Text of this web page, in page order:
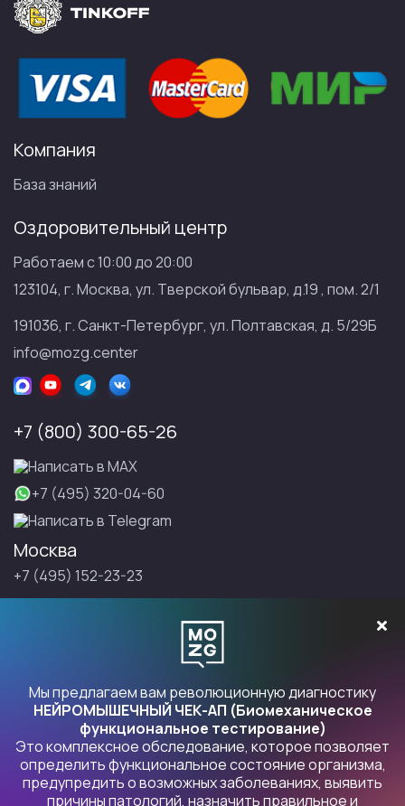
Компания
База знаний
Оздоровительный центр
Работаем с 10:00 до 20:00
123104, г. Москва, ул. Тверской бульвар, д.19 , пом. 2/1
191036, г. Санкт-Петербург, ул. Полтавская, д. 5/29Б
info@mozg.center
+7 (800) 300-65-26
Написать в МАХ
+7 (495) 320-04-60
Написать в Telegram
Москва
+7 (495) 152-23-23
Санкт-Петербург
Продукты Правка
Мы предлагаем вам революционную диагностику
НЕЙРОМЫШЕЧНЫЙ ЧЕК-АП (Биомеханическое
функциональное тестирование)
Это комплексное обследование, которое позволяет
определить функциональное состояние организма,
предупредить о возможных заболеваниях, выявить
причины патологий, назначить правильное и